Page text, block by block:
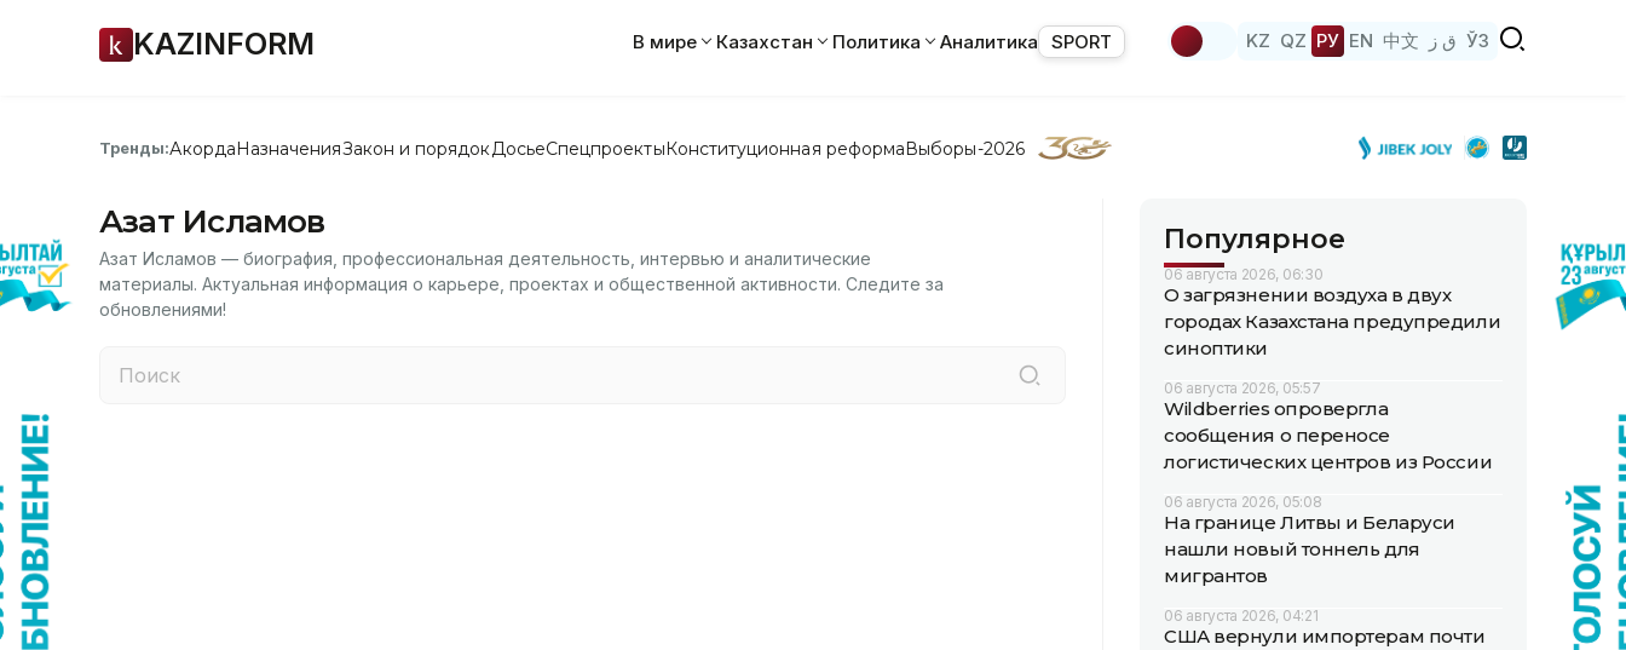
KAZINFORM В мире Казахстан Политика Аналитика SPORT KZ QZ РУ EN 中文 ق ز ЎЗ
Тренды:АкордаНазначенияЗакон и порядок ДосьеСпецпроектыКонституционная реформаВыборы-2026
Азат Исламов
Азат Исламов — биография, профессиональная деятельность, интервью и аналитические
материалы. Актуальная информация о карьере, проектах и общественной активности. Следите за
обновлениями!
Популярное
06 августа 2026, 06:30
О загрязнении воздуха в двух
городах Казахстана предупредили
синоптики
06 августа 2026, 05:57
Wildberries опровергла
сообщения о переносе
логистических центров из России
06 августа 2026, 05:08
На границе Литвы и Беларуси
нашли новый тоннель для
мигрантов
06 августа 2026, 04:21
США вернули импортерам почти